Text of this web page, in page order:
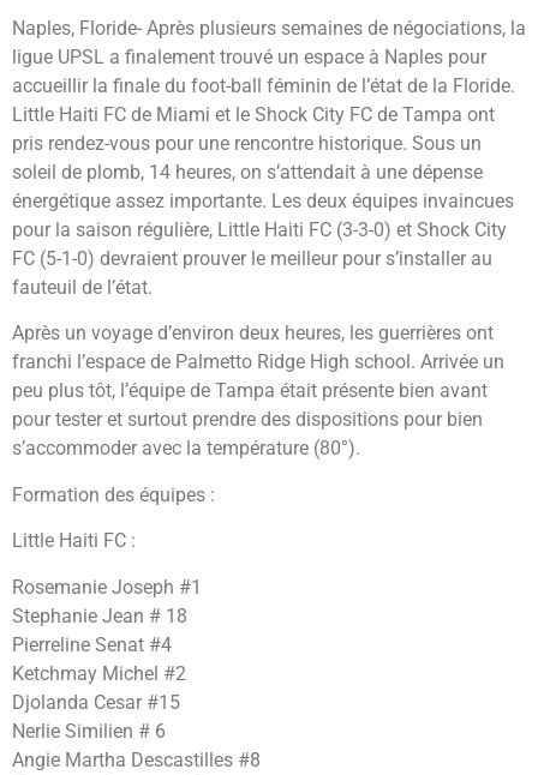
Naples, Floride- Après plusieurs semaines de négociations, la
ligue UPSL a finalement trouvé un espace à Naples pour
accueillir la finale du foot-ball féminin de l’état de la Floride.
Little Haiti FC de Miami et le Shock City FC de Tampa ont
pris rendez-vous pour une rencontre historique. Sous un
soleil de plomb, 14 heures, on s’attendait à une dépense
énergétique assez importante. Les deux équipes invaincues
pour la saison régulière, Little Haiti FC (3-3-0) et Shock City
FC (5-1-0) devraient prouver le meilleur pour s’installer au
fauteuil de l’état.
Après un voyage d’environ deux heures, les guerrières ont
franchi l’espace de Palmetto Ridge High school. Arrivée un
peu plus tôt, l’équipe de Tampa était présente bien avant
pour tester et surtout prendre des dispositions pour bien
s’accommoder avec la température (80°).
Formation des équipes :
Little Haiti FC :
Rosemanie Joseph #1
Stephanie Jean # 18
Pierreline Senat #4
Ketchmay Michel #2
Djolanda Cesar #15
Nerlie Similien # 6
Angie Martha Descastilles #8